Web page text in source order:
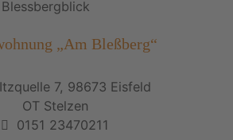
„Am Bleßberg“
7, 98673 Eisfeld
OT Stelzen
0151 23470211